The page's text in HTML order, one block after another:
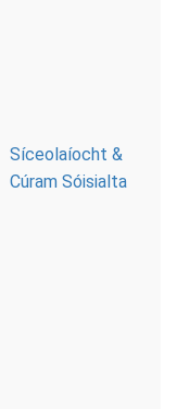
Síceolaíocht &
Cúram Sóisialta